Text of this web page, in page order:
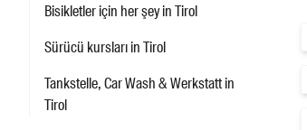
Bisikletler için her şey in Tirol
Sürücü kursları in Tirol
Tankstelle, Car Wash & Werkstatt in
Tirol